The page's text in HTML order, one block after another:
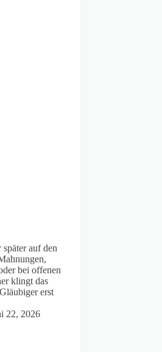
auf den
bei offenen
klingt das
erst
22, 2026